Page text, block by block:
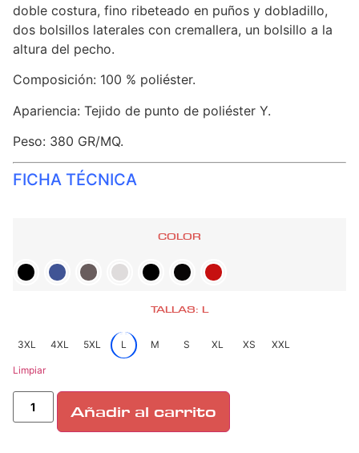
doble costura, fino ribeteado en puños y dobladillo,
dos bolsillos laterales con cremallera, un bolsillo a la
altura del pecho.
Composición: 100 % poliéster.
Apariencia: Tejido de punto de poliéster Y.
Peso: 380 GR/MQ.
FICHA TÉCNICA
COLOR
TALLAS: L
3XL 4XL 5XL L M S XL XS XXL
Limpiar
Añadir al carrito